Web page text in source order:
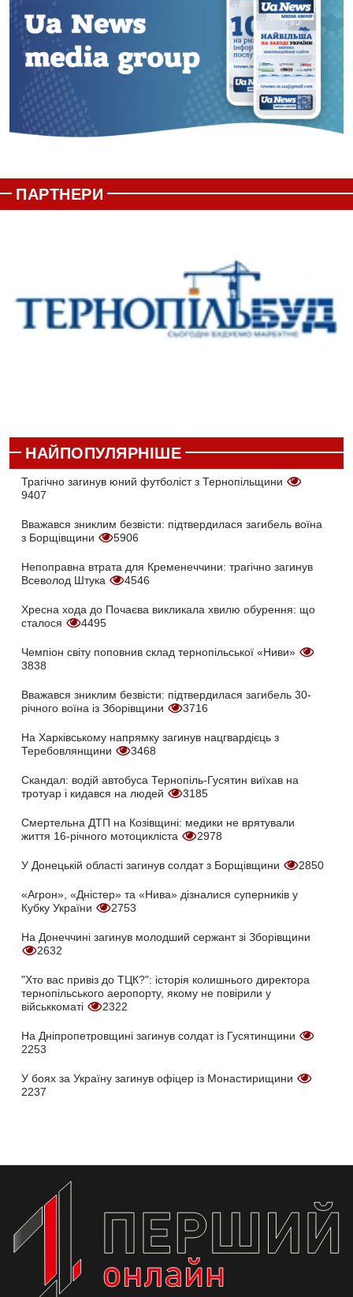
ПАРТНЕРИ
НАЙПОПУЛЯРНІШЕ
Трагічно загинув юний футболіст з Тернопільщини
9407
Вважався зниклим безвісти: підтвердилася загибель воїна
з Борщівщини
5906
Непоправна втрата для Кременеччини: трагічно загинув
Всеволод Штука
4546
Хресна хода до Почаєва викликала хвилю обурення: що
сталося
4495
Чемпіон світу поповнив склад тернопільської «Ниви»
3838
Вважався зниклим безвісти: підтвердилася загибель 30-
річного воїна із Зборівщини
3716
На Харківському напрямку загинув нацгвардієць з
Теребовлянщини
3468
Скандал: водій автобуса Тернопіль-Гусятин виїхав на
тротуар і кидався на людей
3185
Смертельна ДТП на Козівщині: медики не врятували
життя 16-річного мотоцикліста
2978
У Донецькій області загинув солдат з Борщівщини 2850
«Агрон», «Дністер» та «Нива» дізналися суперників у
Кубку України
2753
На Донеччині загинув молодший сержант зі Зборівщини
2632
"Хто вас привіз до ТЦК?": історія колишнього директора
тернопільського аеропорту, якому не повірили у
військкоматі
2322
На Дніпропетровщині загинув солдат із Гусятинщини
2253
У боях за Україну загинув офіцер із Монастирищини
2237